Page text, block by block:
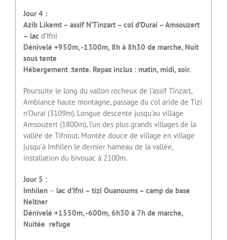
Jour 4 :
Azib Likemt – assif N’Tinzart – col d’Ourai – Amsouzert
– lac d’Ifni
Dénivelé +950m, -1300m, 8h à 8h30 de marche, Nuit
sous tente
Hébergement :tente. Repas inclus : matin, midi, soir.
Poursuite le long du vallon rocheux de l’assif Tinzart,
Ambiance haute montagne, passage du col aride de Tizi
n’Ouraï (3109m). Longue descente jusqu’au village
Amsouzert (1800m), l’un des plus grands villages de la
vallée de Tifnout. Montée douce de village en village
jusqu’à Imhilen le dernier hameau de la vallée,
installation du bivouac à 2100m.
Jour 5 :
Imhilen – lac d’Ifni – tizi Ouanoums – camp de base
Neltner
Dénivelé +1550m, -600m, 6h30 à 7h de marche,
Nuitée refuge